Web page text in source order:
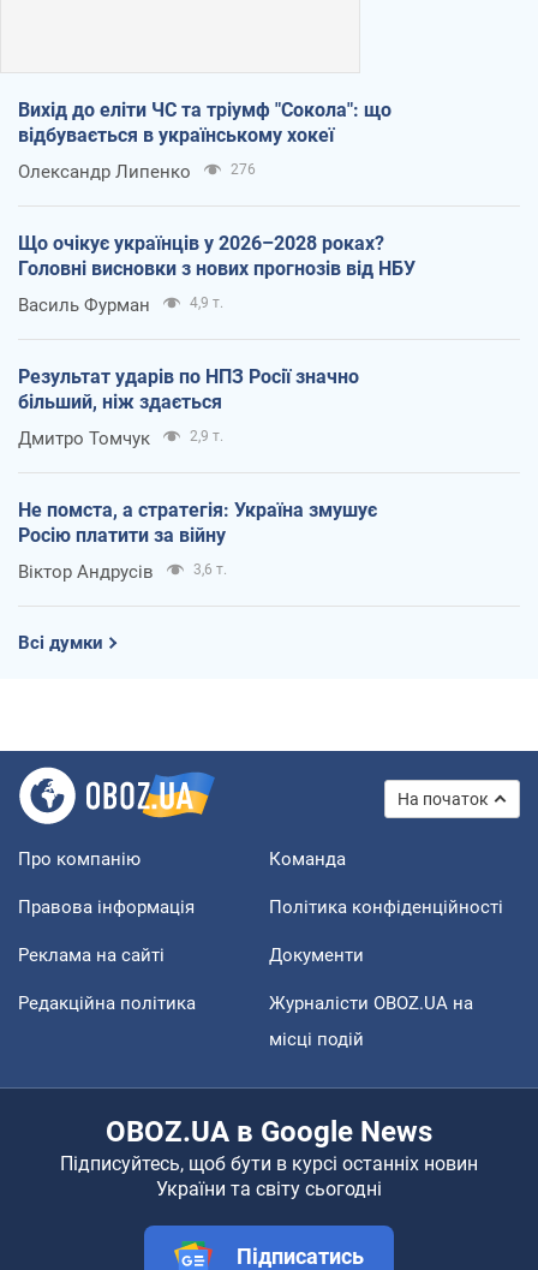
Вихід до еліти ЧС та тріумф "Сокола": що
відбувається в українському хокеї
Олександр Липенко 276
Що очікує українців у 2026–2028 роках?
Головні висновки з нових прогнозів від НБУ
Василь Фурман 4,9 т.
Результат ударів по НПЗ Росії значно
більший, ніж здається
Дмитро Томчук 2,9 т.
Не помста, а стратегія: Україна змушує
Росію платити за війну
Віктор Андрусів 3,6 т.
Всі думки
На початок
Про компанію Команда
Правова інформація Політика конфіденційності
Реклама на сайті Документи
Редакційна політика
Журналісти OBOZ.UA на
місці подій
OBOZ.UA в Google News
Підписуйтесь, щоб бути в курсі останніх новин
України та світу сьогодні
Підписатись